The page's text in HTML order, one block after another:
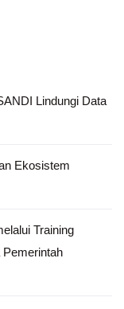
Lindungi Data
Ekosistem
Training